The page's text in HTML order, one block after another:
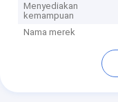
Menyediakan
kemampuan
Nama merek